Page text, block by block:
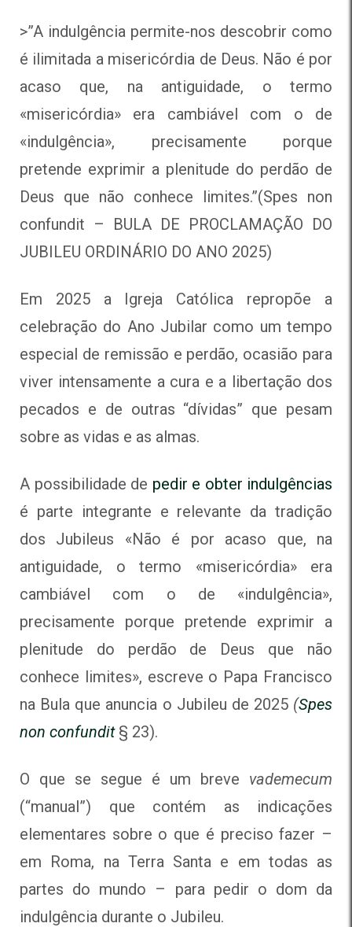
>”A indulgência permite-nos descobrir como
é ilimitada a misericórdia de Deus. Não é por
acaso que, na antiguidade, o termo
«misericórdia» era cambiável com o de
«indulgência», precisamente porque
pretende exprimir a plenitude do perdão de
Deus que não conhece limites.”(Spes non
confundit – BULA DE PROCLAMAÇÃO DO
JUBILEU ORDINÁRIO DO ANO 2025)
Em 2025 a Igreja Católica repropõe a
celebração do Ano Jubilar como um tempo
especial de remissão e perdão, ocasião para
viver intensamente a cura e a libertação dos
pecados e de outras “dívidas” que pesam
sobre as vidas e as almas.
A possibilidade de pedir e obter indulgências
é parte integrante e relevante da tradição
dos Jubileus «Não é por acaso que, na
antiguidade, o termo «misericórdia» era
cambiável com o de «indulgência»,
precisamente porque pretende exprimir a
plenitude do perdão de Deus que não
conhece limites», escreve o Papa Francisco
na Bula que anuncia o Jubileu de 2025 (Spes
non confundit § 23).
O que se segue é um breve vademecum
(“manual”) que contém as indicações
elementares sobre o que é preciso fazer –
em Roma, na Terra Santa e em todas as
partes do mundo – para pedir o dom da
indulgência durante o Jubileu.